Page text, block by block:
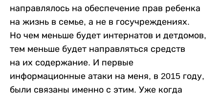
направлялось на обеспечение прав ребенка
на жизнь в семье, а не в госучреждениях.
Но чем меньше будет интернатов и детдомов,
тем меньше будет направляться средств
на их содержание. И первые
информационные атаки на меня, в 2015 году,
были связаны именно с этим. Уже когда